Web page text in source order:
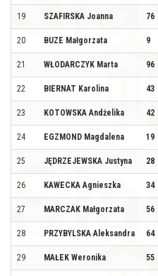
19 SZAFIRSKA Joanna 76
20 BUZE Małgorzata 9
21 WŁODARCZYK Marta 96
22 BIERNAT Karolina 43
23 KOTOWSKA Andżelika 42
24 EGZMOND Magdalena 19
25 JĘDRZEJEWSKA Justyna 28
26 KAWECKA Agnieszka 34
27 MARCZAK Małgorzata 56
28 PRZYBYLSKA Aleksandra 64
29 MAŁEK Weronika 55